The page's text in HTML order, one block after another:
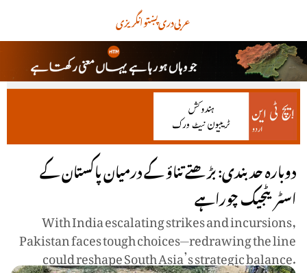
انگریزیپښتودریعربی
دوبارہ حد بندی: بڑھتے تناؤ کے درمیان پاکستان کے
اسٹریٹجیک چوراہے
With India escalating strikes and incursions,
Pakistan faces tough choices—redrawing the line
could reshape South Asia’s strategic balance.